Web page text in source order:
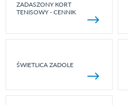
ZADASZONY KORT
TENISOWY - CENNIK
ŚWIETLICA ZADOLE